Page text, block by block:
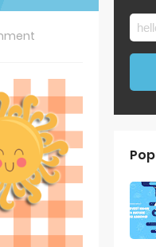
Halaman 3-5)
Raya)